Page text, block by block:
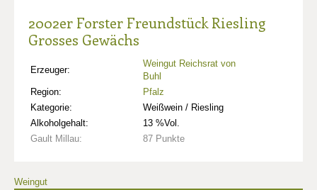
2002er Forster Freundstück Riesling
Grosses Gewächs
Erzeuger:
Weingut Reichsrat von
Buhl
Region:
Pfalz
Kategorie:
Weißwein / Riesling
Alkoholgehalt:
13 %Vol.
Gault Millau:
87 Punkte
Weingut